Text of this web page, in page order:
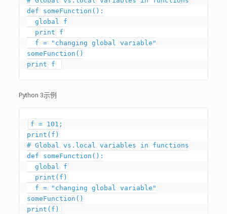
def someFunction():
someFunction()
print f
Python 3示例
f = 101;
print(f)
# Global vs.local variables in functions
def someFunction():
someFunction()
print(f)